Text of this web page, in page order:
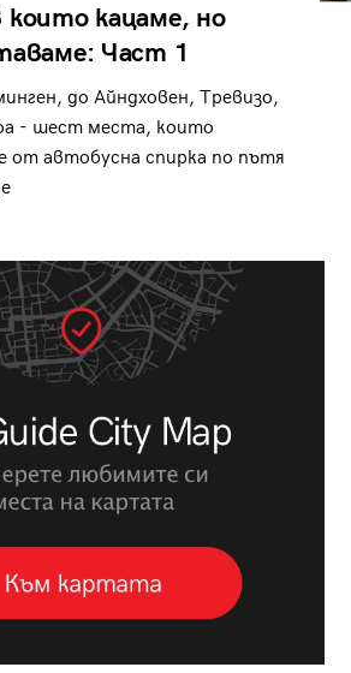
които кацаме, но
Част 1
до Айндховен, Тревизо,
- шест места, които
от автобусна спирка по пътя